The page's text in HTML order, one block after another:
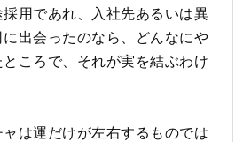
用であれ、入社先あるいは異
出会ったのなら、どんなにや
ころで、それが実を結ぶわけ
は運だけが左右するものでは